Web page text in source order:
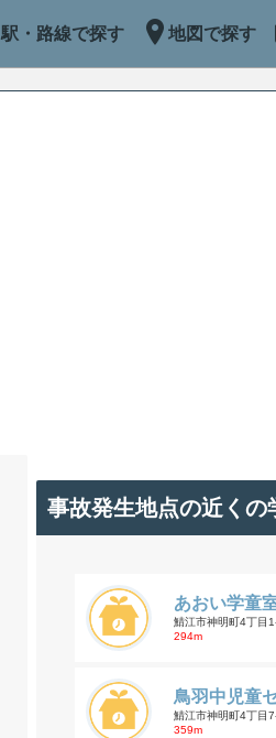
駅・路線で探す 地図で探す
事故発生地点の近くの
あおい学童
鯖江市神明町4丁目
294m
鳥羽中児童
鯖江市神明町4丁目
359m